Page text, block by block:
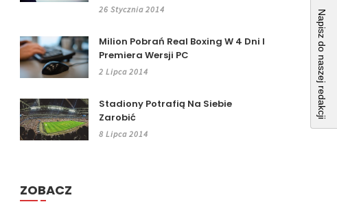
26 Stycznia 2014
Milion Pobrań Real Boxing W 4 Dni I
Premiera Wersji PC
2 Lipca 2014
Stadiony Potrafią Na Siebie
Zarobić
8 Lipca 2014
ZOBACZ
Napisz do naszej redakcji